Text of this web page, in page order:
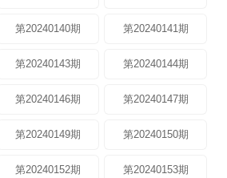
第20240140期 第20240141期
第20240143期 第20240144期
第20240146期 第20240147期
第20240149期 第20240150期
第20240152期 第20240153期